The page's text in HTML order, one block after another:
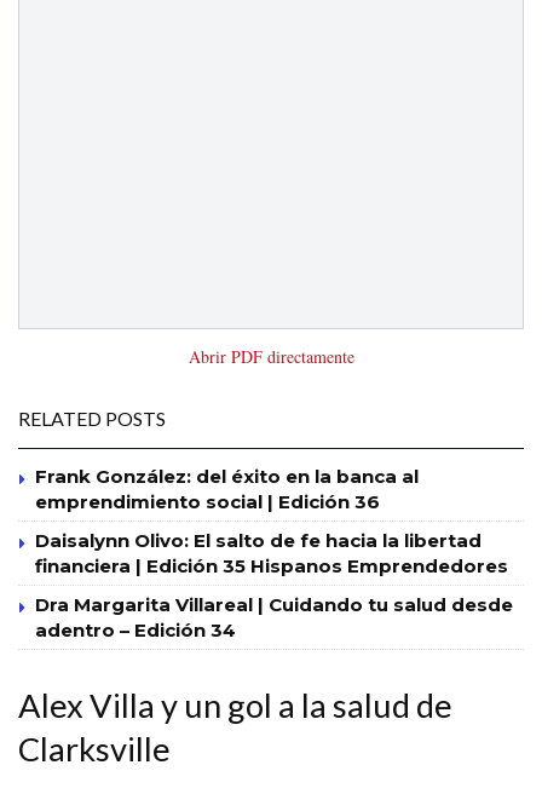
Abrir PDF directamente
RELATED POSTS
Frank González: del éxito en la banca al
emprendimiento social | Edición 36
Daisalynn Olivo: El salto de fe hacia la libertad
financiera | Edición 35 Hispanos Emprendedores
Dra Margarita Villareal | Cuidando tu salud desde
adentro – Edición 34
Alex Villa y un gol a la salud de
Clarksville